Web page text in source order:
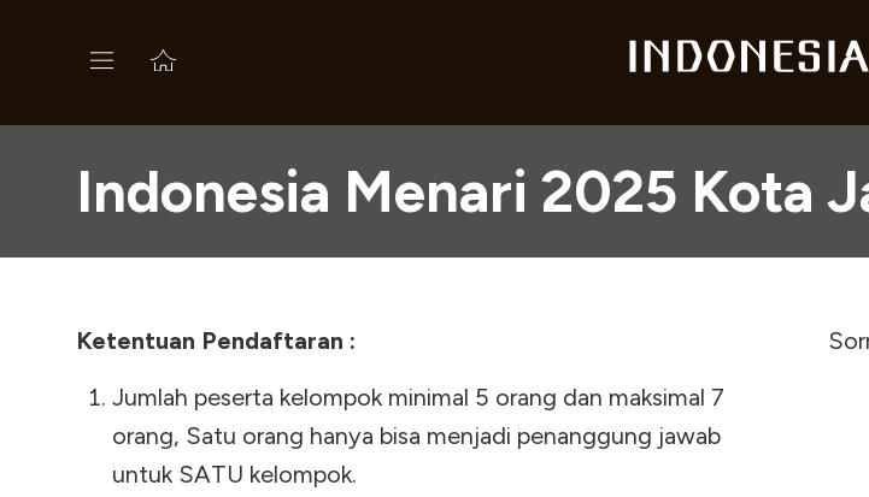
Indonesia Menari 2025 Kota
Ketentuan Pendaftaran :
Jumlah peserta kelompok minimal 5 orang dan maksimal 7
orang, Satu orang hanya bisa menjadi penanggung jawab
untuk SATU kelompok.